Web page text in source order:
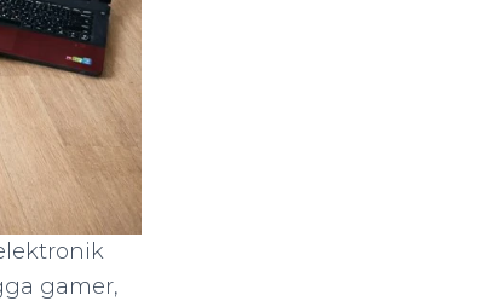
gamer,